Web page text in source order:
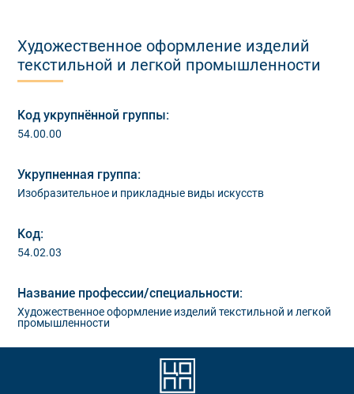
Художественное оформление изделий
текстильной и легкой промышленности
Код укрупнённой группы:
54.00.00
Укрупненная группа:
Изобразительное и прикладные виды искусств
Код:
54.02.03
Название профессии/специальности:
Художественное оформление изделий текстильной и легкой
промышленности